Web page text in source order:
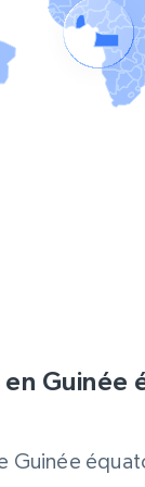
en Guinée
Guinée